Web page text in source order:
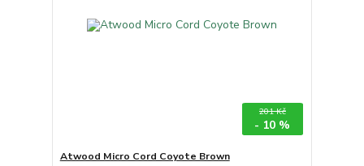
201 Kč
- 10 %
Atwood Micro Cord Coyote Brown